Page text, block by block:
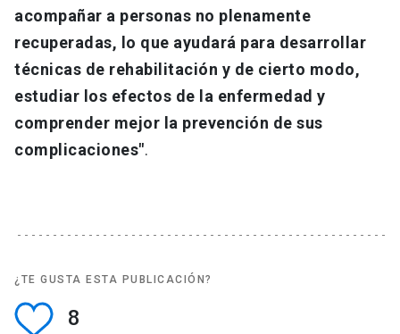
acompañar a personas no plenamente
recuperadas, lo que ayudará para desarrollar
técnicas de rehabilitación y de cierto modo,
estudiar los efectos de la enfermedad y
comprender mejor la prevención de sus
complicaciones".
¿TE GUSTA ESTA PUBLICACIÓN?
8